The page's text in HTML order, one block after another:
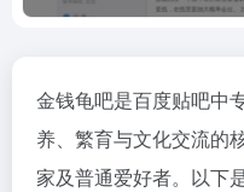
金钱龟吧是百度贴吧中
养、繁育与文化交流的
家及普通爱好者。以下